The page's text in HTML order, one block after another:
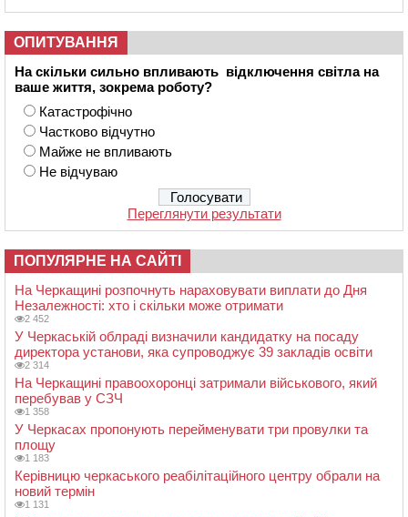
ОПИТУВАННЯ
На скільки сильно впливають відключення світла на
ваше життя, зокрема роботу?
Катастрофічно
Частково відчутно
Майже не впливають
Не відчуваю
Переглянути результати
ПОПУЛЯРНЕ НА САЙТІ
На Черкащині розпочнуть нараховувати виплати до Дня
Незалежності: хто і скільки може отримати
2 452
У Черкаській облраді визначили кандидатку на посаду
директора установи, яка супроводжує 39 закладів освіти
2 314
На Черкащині правоохоронці затримали військового, який
перебував у СЗЧ
1 358
У Черкасах пропонують перейменувати три провулки та
площу
1 183
Керівницю черкаського реабілітаційного центру обрали на
новий термін
1 131